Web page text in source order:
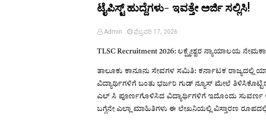
ಟೈಪಿಸ್ಟ್ ಹುದ್ದೆಗಳು- ಇವತ್ತೇ ಅರ್ಜಿ ಸಲ್ಲಿಸಿ!
Admin ಫೆಬ್ರವರಿ 17, 2026
TLSC Recruitment 2026: ಲಕ್ಷ್ಮೇಶ್ವರ ನ್ಯಾಯಾಲಯ
ತಾಲೂಕು ಕಾನೂನು ಸೇವಗಳ ಸಮಿತಿ: ಕರ್ನಾಟಕ ರಾಜ್ಯದಲ್ಲಿ
ವಿದ್ಯಾರ್ಥಿಗಳಿಗೆ ಬಂತು ಭರ್ಜರಿ ಗುಡ್ ನ್ಯೂಸ್ ಮೇಲೆ
ಎಲ್ ಸಿ ಪೂರ್ಣಗೊಳಿಸಿದ ವಿದ್ಯಾರ್ಥಿಗಳಿಗೆ ಇದೊಂದು
ಬಗ್ಗೆನೇ ಎಲ್ಲಾ ಮಾಹಿತಿಗಳು ಈ ಲೇಖನಿಯಲ್ಲಿ ವಿಸ್ತಾರಣ